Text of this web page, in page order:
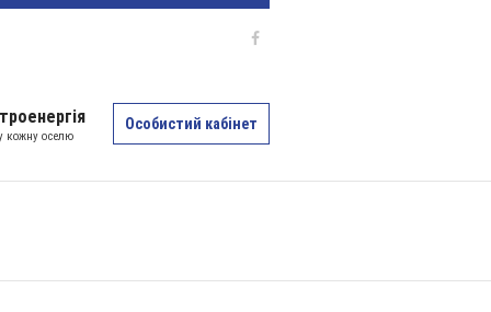
Особистий кабінет
кожну оселю